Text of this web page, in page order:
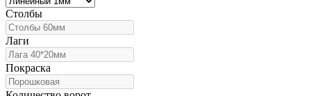
Столбы
Лаги
Покраска